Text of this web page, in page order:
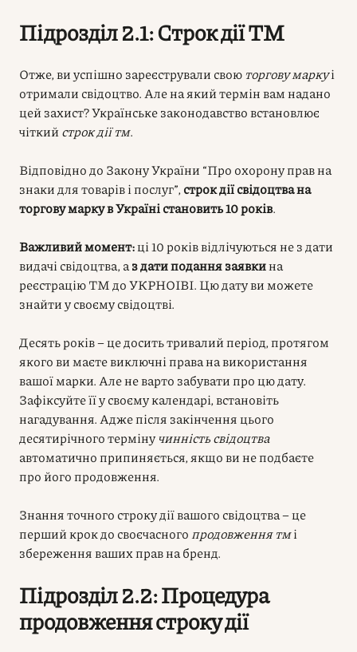
Підрозділ 2.1: Строк дії ТМ
Отже, ви успішно зареєстрували свою торгову маркуі
отримали свідоцтво. Але на який термін вам надано
цей захист? Українське законодавство встановлює
чіткийстрок дії тм.
Відповідно до Закону України “Про охорону прав на
знаки для товарів і послуг”, строк дії свідоцтва на
торгову марку в Україні становить 10 років.
Важливий момент:ці 10 років відлічуються не з дати
видачі свідоцтва, аз дати подання заявкина
реєстрацію ТМ до УКРНОІВІ. Цю дату ви можете
знайти у своєму свідоцтві.
Десять років – це досить тривалий період, протягом
якого ви маєте виключні права на використання
вашої марки. Але не варто забувати про цю дату.
Зафіксуйте її у своєму календарі, встановіть
нагадування. Адже після закінчення цього
десятирічного терміну чинність свідоцтва
автоматично припиняється, якщо ви не подбаєте
про його продовження.
Знання точного строку дії вашого свідоцтва – це
перший крок до своєчасного продовження тмі
збереження ваших прав на бренд.
Підрозділ 2.2: Процедура
продовження строку дії